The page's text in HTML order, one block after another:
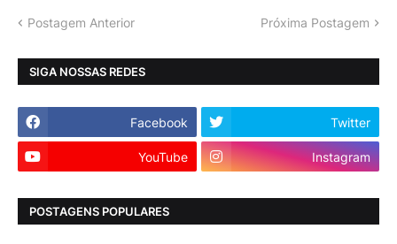
Postagem Anterior Próxima Postagem
SIGA NOSSAS REDES
Facebook Twitter
YouTube Instagram
POSTAGENS POPULARES